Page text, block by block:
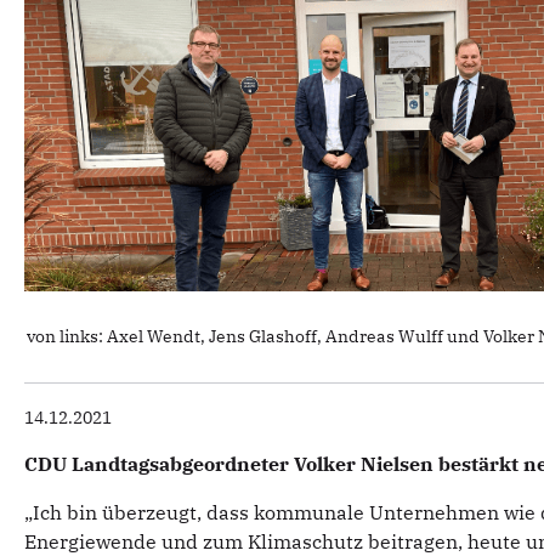
von links: Axel Wendt, Jens Glashoff, Andreas Wulff und Volker
14.12.2021
CDU Landtagsabgeordneter Volker Nielsen bestärkt
„Ich bin überzeugt, dass kommunale Unternehmen
Energiewende und zum Klimaschutz beitragen, heute